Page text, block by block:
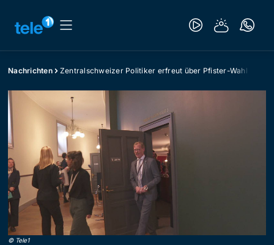
Nachrichten Zentralschweizer Politiker erfreut über Pfister-Wahl
© Tele1